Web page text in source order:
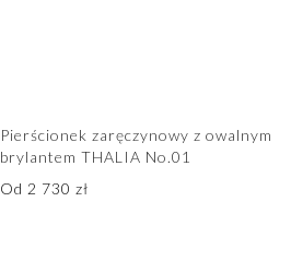
Pierścionek zaręczynowy z owalnym
brylantem THALIA No.01
Od 2 730 zł